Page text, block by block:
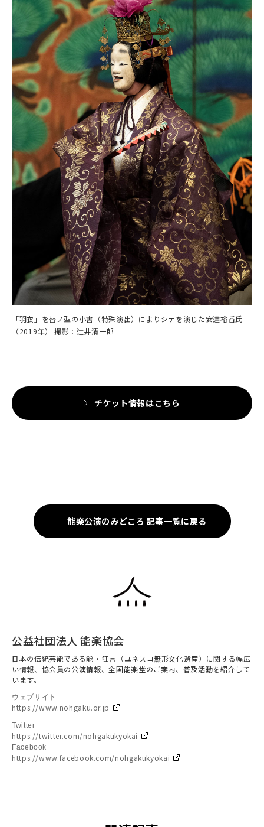
「羽衣」を替ノ型の小書（特殊演出）によりシテを演じた安達裕香氏
（2019年） 撮影：辻井清一郎
チケット情報はこちら
能楽公演のみどころ 記事一覧に戻る
公益社団法人 能楽協会
日本の伝統芸能である能・狂言（ユネスコ無形文化遺産）に関する幅広
い情報、協会員の公演情報、全国能楽堂のご案内、普及活動を紹介して
います。
ウェブサイト
https://www.nohgaku.or.jp
Twitter
https://twitter.com/nohgakukyokai
Facebook
https://www.facebook.com/nohgakukyokai